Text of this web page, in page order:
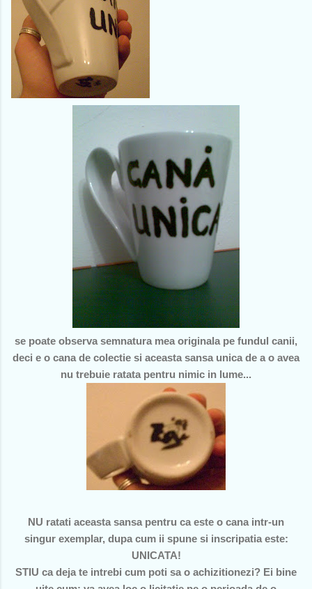
se poate observa semnatura mea originala pe fundul canii,
deci e o cana de colectie si aceasta sansa unica de a o avea
nu trebuie ratata pentru nimic in lume...
NU ratati aceasta sansa pentru ca este o cana intr-un
singur exemplar, dupa cum ii spune si inscripatia este:
UNICATA!
STIU ca deja te intrebi cum poti sa o achizitionezi? Ei bine